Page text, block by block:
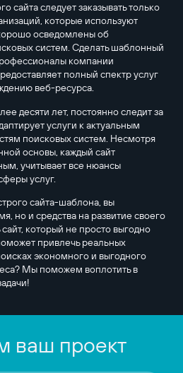
сайта следует заказывать только
которые используют
осведомлены об
систем. Сделать шаблонный
компании
полный спектр услуг
веб-ресурса.
десяти лет, постоянно следит за
услуги к актуальным
поисковых систем. Несмотря
основы, каждый сайт
учитывает все нюансы
услуг.
сайта-шаблона, вы
но и средства на развитие своего
который не просто выгодно
привлечь реальных
экономного и выгодного
Мы поможем воплотить в
ваш проект